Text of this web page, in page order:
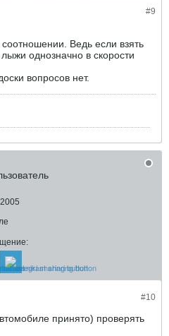
#9
Ведь если взять
однозначно в скорости
вопросов нет.
#10
принято) проверять